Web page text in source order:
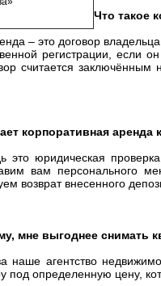
Что такое
– это договор
регистрации, если
считается
корпоративная
это юридическая
вам персонального
возврат внесенного
мне выгоднее снимать
наше агентство
под определенную цену,